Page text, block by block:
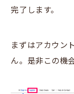
完了します。
まずはアカウン
ん。是非この機